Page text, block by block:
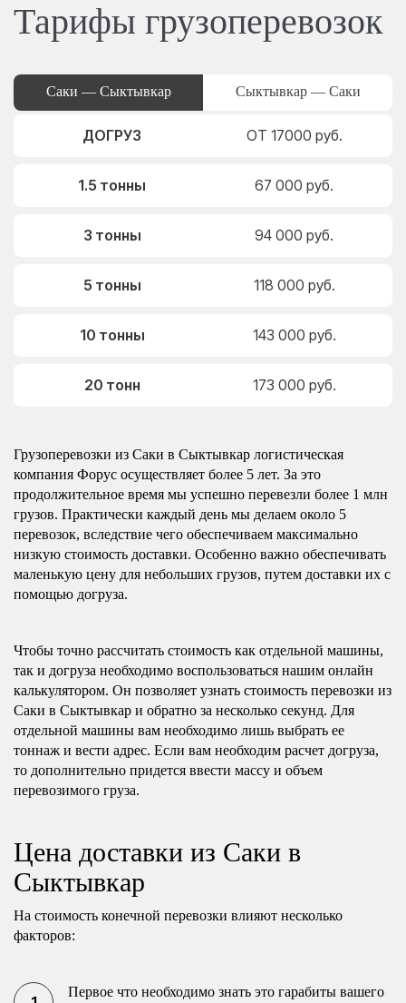
Тарифы грузоперевозок
Саки — Сыктывкар Сыктывкар — Саки
ДОГРУЗ ОТ 17000 руб.
1.5 тонны 67 000 руб.
3 тонны 94 000 руб.
5 тонны 118 000 руб.
10 тонны 143 000 руб.
20 тонн 173 000 руб.
Грузоперевозки из Саки в Сыктывкар логистическая
компания Форус осуществляет более 5 лет. За это
продолжительное время мы успешно перевезли более 1 млн
грузов. Практически каждый день мы делаем около 5
перевозок, вследствие чего обеспечиваем максимально
низкую стоимость доставки. Особенно важно обеспечивать
маленькую цену для небольших грузов, путем доставки их с
помощью догруза.
Чтобы точно рассчитать стоимость как отдельной машины,
так и догруза необходимо воспользоваться нашим онлайн
калькулятором. Он позволяет узнать стоимость перевозки из
Саки в Сыктывкар и обратно за несколько секунд. Для
отдельной машины вам необходимо лишь выбрать ее
тоннаж и вести адрес. Если вам необходим расчет догруза,
то дополнительно придется ввести массу и объем
перевозимого груза.
Цена доставки из Саки в
Сыктывкар
На стоимость конечной перевозки влияют несколько
факторов:
Первое что необходимо знать это гарабиты вашего